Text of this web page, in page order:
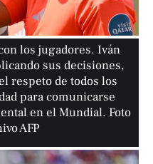
los jugadores. Iván
sus decisiones,
respeto de todos los
para comunicarse
en el Mundial. Foto
AFP